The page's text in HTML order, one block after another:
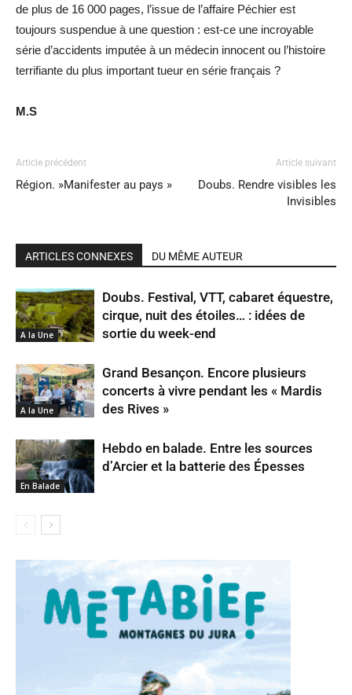
de plus de 16 000 pages, l’issue de l’affaire Péchier est
toujours suspendue à une question : est-ce une incroyable
série d’accidents imputée à un médecin innocent ou l’histoire
terrifiante du plus important tueur en série français ?
M.S
Article précédent
Région. »Manifester au pays »
Article suivant
Doubs. Rendre visibles les
Invisibles
ARTICLES CONNEXES DU MÊME AUTEUR
A la Une
Doubs. Festival, VTT, cabaret équestre,
cirque, nuit des étoiles… : idées de
sortie du week-end
A la Une
Grand Besançon. Encore plusieurs
concerts à vivre pendant les « Mardis
des Rives »
En Balade
Hebdo en balade. Entre les sources
d’Arcier et la batterie des Épesses